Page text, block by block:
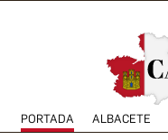
PORTADA ALBACETE